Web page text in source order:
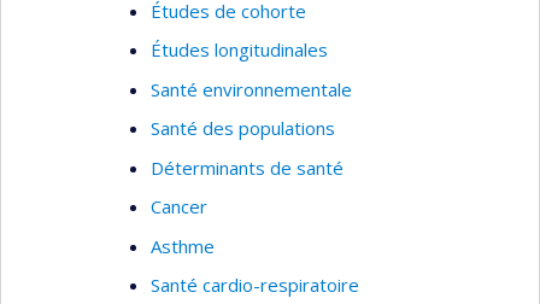
Études de cohorte
Études longitudinales
Santé environnementale
Santé des populations
Déterminants de santé
Cancer
Asthme
Santé cardio-respiratoire